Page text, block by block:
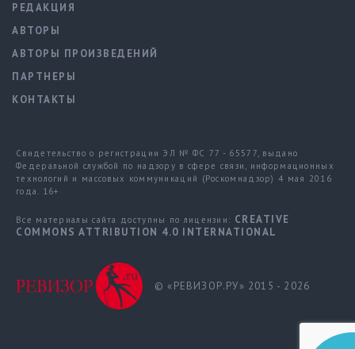
РЕДАКЦИЯ
АВТОРЫ
АВТОРЫ ПРОИЗВЕДЕНИЙ
ПАРТНЕРЫ
КОНТАКТЫ
Свидетельство о регистрации ЭЛ № ФС 77 - 65577, выдано
Федеральной службой по надзору в сфере связи, информационных
технологий и массовых коммуникаций (Роскомнадзор) 4 мая 2016
года. 16+
Все материалы сайта доступны по лицензии: CREATIVE
COMMONS ATTRIBUTION 4.0 INTERNATIONAL
© «РЕВИЗОР.РУ» 2015 - 2026